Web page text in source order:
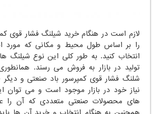
لازم است در هنگام خرید شیلنگ فشار قوی
را بر اساس طول محیط و مکانی که مورد
انتخاب کنید. به طور کلی این نوع شیلنگ
تولید در بازار به فروش می رسند.
شلنگ فشار قوی کمپرسور باد صنعتی و
نیاز خود در بازار موجود است و می توان
های محصولات صنعتی متعددی که آن را